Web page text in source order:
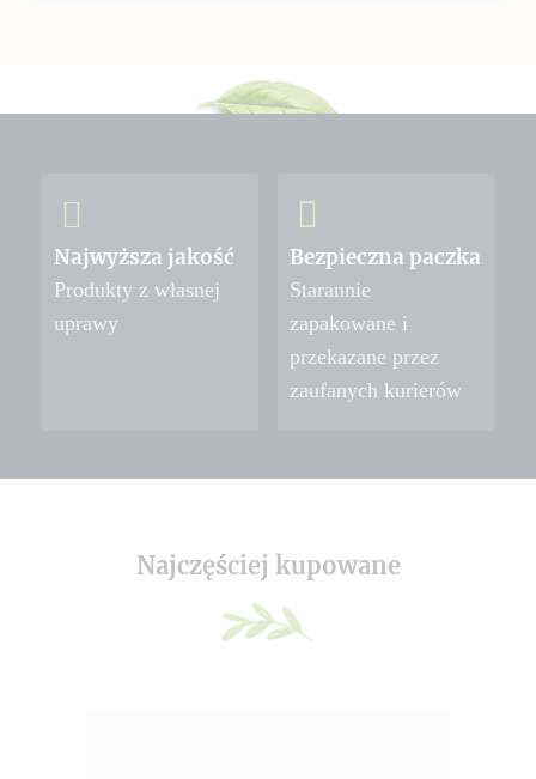
Najwyższa jakość
Produkty z własnej
uprawy
Bezpieczna paczka
Starannie
zapakowane i
przekazane przez
zaufanych kurierów
Najczęściej kupowane